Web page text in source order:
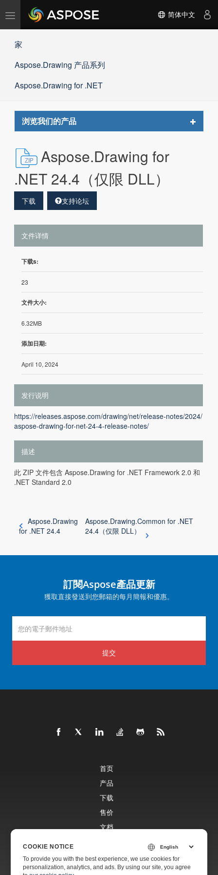
切
航
简体中文
家
Aspose.Drawing 产品系列
Aspose.Drawing for .NET
浏览我们的产品
Toggle
Aspose.Drawing for
.NET 24.4（仅限 DLL）
下载 支持论坛
文件详情
下载s:
23
文件大小:
6.32MB
添加日期:
April 10, 2024
发行说明
https://releases.aspose.com/drawing/net/release-notes/2024/
aspose-drawing-for-net-24-4-release-notes/
描述
此 ZIP 文件包含 Aspose.Drawing for .NET Framework 2.0 和
.NET Standard 2.0
Aspose.Drawing
for .NET 24.4
Aspose.Drawing.Common for .NET
24.4（仅限 DLL）
訂閱Aspose產品更新
獲取直接發送到您郵箱的每月簡報和優惠。
提交
首页
产品
下载
售价
文档
付费支持
COOKIE NOTICE
To provide you with the best experience, we use cookies for
personalization, analytics, and ads. By using our site, you agree